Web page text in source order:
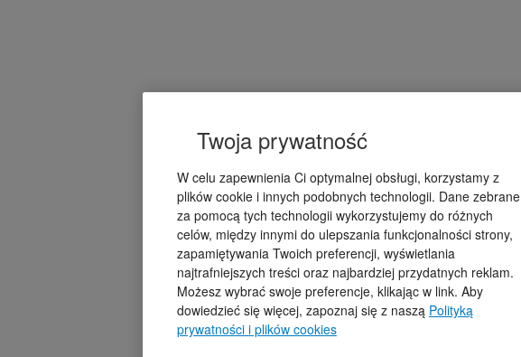
Twoja prywatność
W celu zapewnienia Ci optymalnej obsługi, korzystamy z
plików cookie i innych podobnych technologii. Dane zebrane
za pomocą tych technologii wykorzystujemy do różnych
celów, między innymi do ulepszania funkcjonalności strony,
zapamiętywania Twoich preferencji, wyświetlania
najtrafniejszych treści oraz najbardziej przydatnych reklam.
Możesz wybrać swoje preferencje, klikając w link. Aby
dowiedzieć się więcej, zapoznaj się z naszą Polityką
prywatności i plików cookies